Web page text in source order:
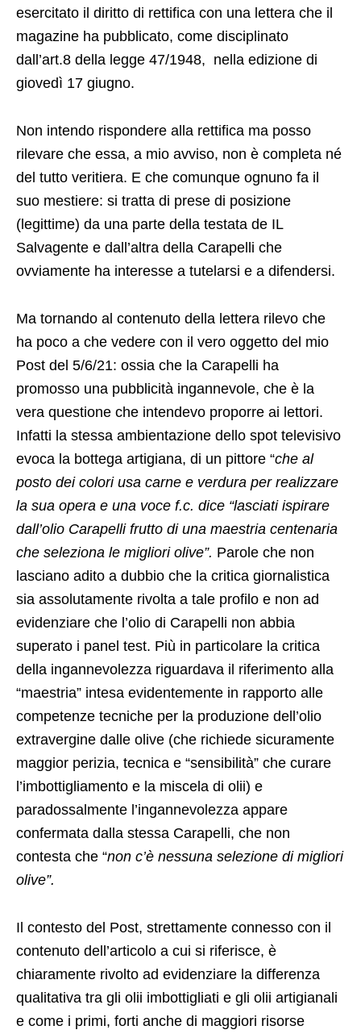
esercitato il diritto di rettifica con una lettera che il
magazine ha pubblicato, come disciplinato
dall’art.8 della legge 47/1948, nella edizione di
giovedì 17 giugno.
Non intendo rispondere alla rettifica ma posso
rilevare che essa, a mio avviso, non è completa né
del tutto veritiera. E che comunque ognuno fa il
suo mestiere: si tratta di prese di posizione
(legittime) da una parte della testata de IL
Salvagente e dall’altra della Carapelli che
ovviamente ha interesse a tutelarsi e a difendersi.
Ma tornando al contenuto della lettera rilevo che
ha poco a che vedere con il vero oggetto del mio
Post del 5/6/21: ossia che la Carapelli ha
promosso una pubblicità ingannevole, che è la
vera questione che intendevo proporre ai lettori.
Infatti la stessa ambientazione dello spot televisivo
evoca la bottega artigiana, di un pittore “che al
posto dei colori usa carne e verdura per realizzare
la sua opera e una voce f.c. dice “lasciati ispirare
dall’olio Carapelli frutto di una maestria centenaria
che seleziona le migliori olive”. Parole che non
lasciano adito a dubbio che la critica giornalistica
sia assolutamente rivolta a tale profilo e non ad
evidenziare che l’olio di Carapelli non abbia
superato i panel test. Più in particolare la critica
della ingannevolezza riguardava il riferimento alla
“maestria” intesa evidentemente in rapporto alle
competenze tecniche per la produzione dell’olio
extravergine dalle olive (che richiede sicuramente
maggior perizia, tecnica e “sensibilità” che curare
l’imbottigliamento e la miscela di olii) e
paradossalmente l’ingannevolezza appare
confermata dalla stessa Carapelli, che non
contesta che “non c’è nessuna selezione di migliori
olive”.
Il contesto del Post, strettamente connesso con il
contenuto dell’articolo a cui si riferisce, è
chiaramente rivolto ad evidenziare la differenza
qualitativa tra gli olii imbottigliati e gli olii artigianali
e come i primi, forti anche di maggiori risorse